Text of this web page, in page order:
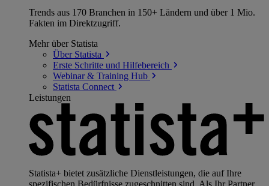
Trends aus 170 Branchen in 150+ Ländern und über 1 Mio.
Fakten im Direktzugriff.
Mehr über Statista
Über Statista
Erste Schritte und Hilfebereich
Webinar & Training Hub
Statista Connect
Leistungen
Statista+ bietet zusätzliche Dienstleistungen, die auf Ihre
spezifischen Bedürfnisse zugeschnitten sind. Als Ihr Partner